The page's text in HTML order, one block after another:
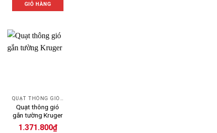
GIỎ HÀNG
QUẠT THÔNG GIÓ CÔNG NGHIỆP
Quạt thông gió
gắn tường Kruger
1.371.800₫